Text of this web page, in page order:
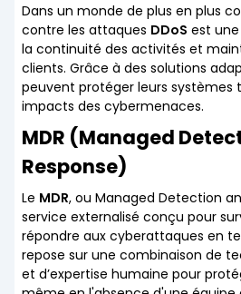
Dans un monde de plus en plus
contre les attaques DDoS est
la continuité des activités et
clients. Grâce à des solutions
peuvent protéger leurs systèmes
impacts des cybermenaces.
MDR (Managed
Response)
Le MDR, ou Managed Detection
service externalisé conçu pour
répondre aux cyberattaques en
repose sur une combinaison de
et d’expertise humaine pour